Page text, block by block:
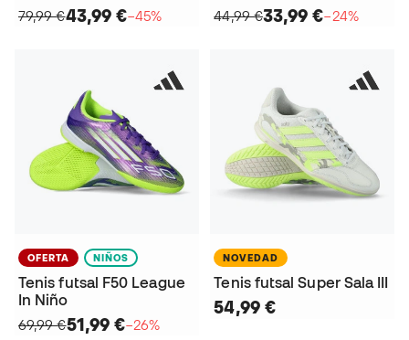
79,99 €43,99 €−45%
44,99 €33,99 €−24%
OFERTA NIÑOS
Tenis futsal F50 League
In Niño
69,99 €51,99 €−26%
NOVEDAD
Tenis futsal Super Sala III
54,99 €